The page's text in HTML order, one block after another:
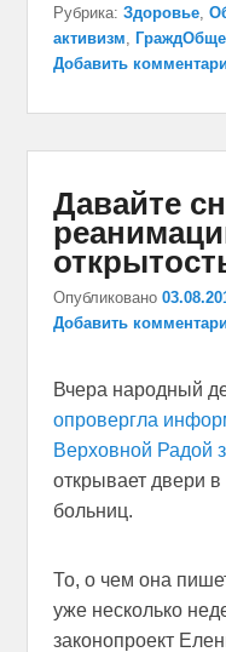
Рубрика: Здоровье,
активизм
Добавить
Давайте
Опубликовано
Добавить
Вчера народный
опровергла
Верховной Радой
открывает двери
больниц.
То, о чем она
уже несколько
законопроект